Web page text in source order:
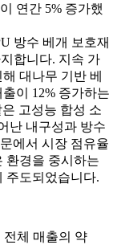
연간 5% 증가했
방수 베개 보호재
합니다. 지속 가
대나무 기반 베
이 12% 증가하는
고성능 합성 소
난 내구성과 방수
에서 시장 점유율
환경을 중시하는
주도되었습니다.
전체 매출의 약